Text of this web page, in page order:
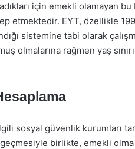
için emekli olamayan
EYT, özellikle
sistemine tabi olarak
olmalarına rağmen yaş
sosyal güvenlik kurumları
birlikte, emekli